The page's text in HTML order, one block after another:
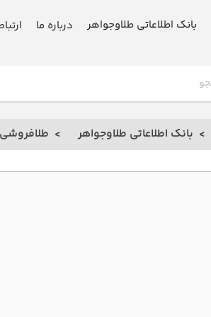
بانک اطلاعاتی طلاوجواهر درباره ما
بانک اطلاعاتی طلاوجواهر طلافروشی